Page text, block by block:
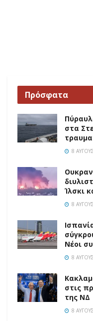
Πρόσφατα
στα
8
Ίλσκι
8
Νέοι
8
στις
της ΝΔ
8